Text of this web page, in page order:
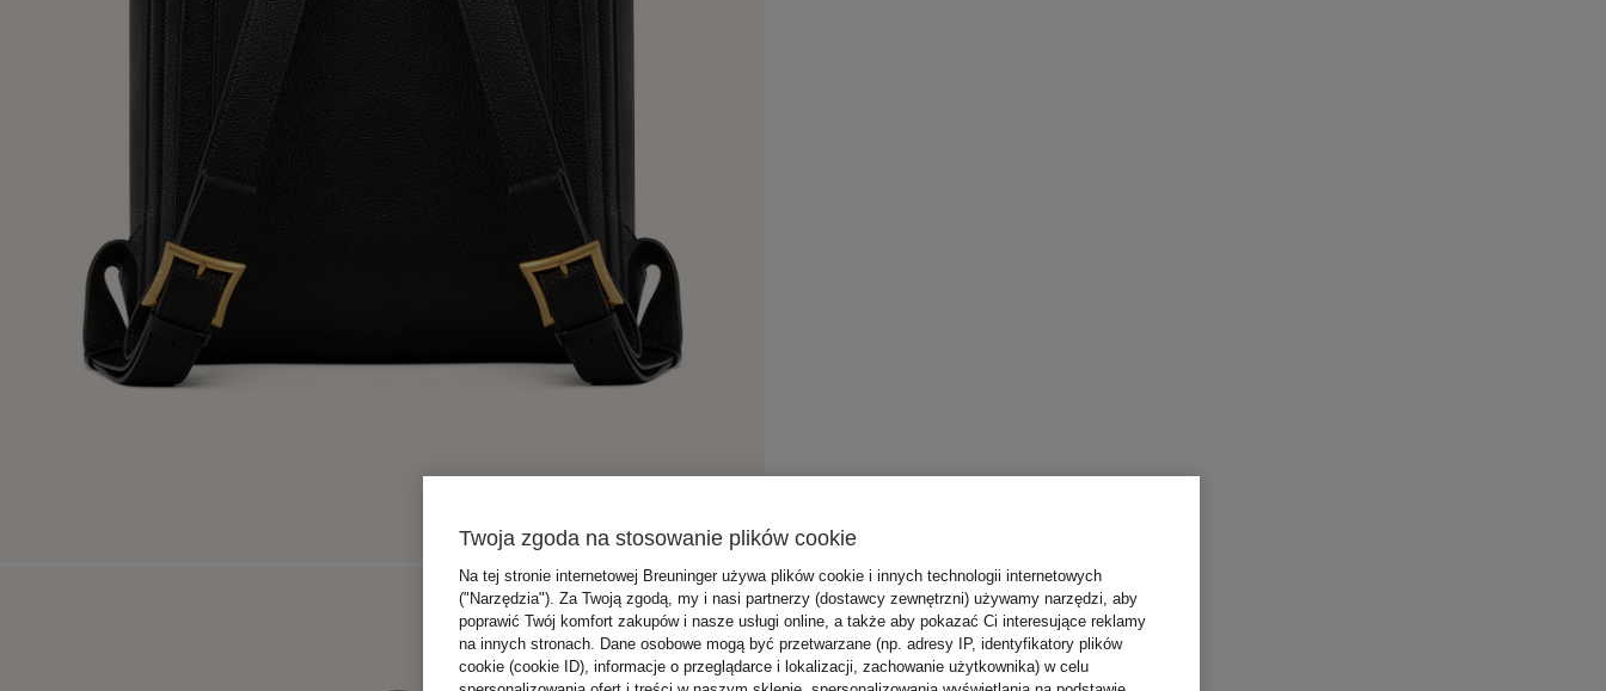
Twoja zgoda na stosowanie plików cookie
Na tej stronie internetowej Breuninger używa plików cookie i innych technologii internetowych
("Narzędzia"). Za Twoją zgodą, my i nasi partnerzy (dostawcy zewnętrzni) używamy narzędzi, aby
poprawić Twój komfort zakupów i nasze usługi online, a także aby pokazać Ci interesujące reklamy
na innych stronach. Dane osobowe mogą być przetwarzane (np. adresy IP, identyfikatory plików
cookie (cookie ID), informacje o przeglądarce i lokalizacji, zachowanie użytkownika) w celu